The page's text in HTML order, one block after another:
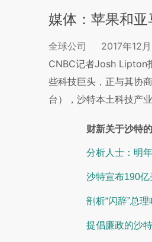
媒体：苹果和
全球公司
2017年12
CNBC记者Josh Lipton
些科技巨头，正与其协
台），沙特本土科技产
财新关于沙特
分析人士：明
沙特宣布190
剖析“闪辞”总
提倡廉政的沙